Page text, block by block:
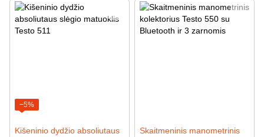
−5%
Kišeninio dydžio absoliutaus
Skaitmeninis manometrinis